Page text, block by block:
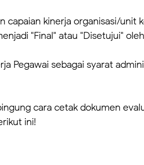
capaian kinerja organisasi/unit
"Final" atau "Disetujui"
Pegawai sebagai syarat
cara cetak dokumen
ini!